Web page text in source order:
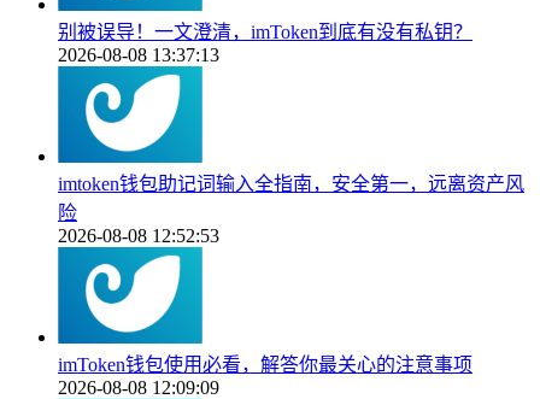
别被误导！一文澄清，imToken到底有没有私钥？
2026-08-08 13:37:13
imtoken钱包助记词输入全指南，安全第一，远离资产风
险
2026-08-08 12:52:53
imToken钱包使用必看，解答你最关心的注意事项
2026-08-08 12:09:09